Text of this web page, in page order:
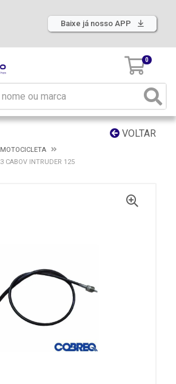
Baixe já nosso APP
0
VOLTAR
CABOV INTRUDER 125